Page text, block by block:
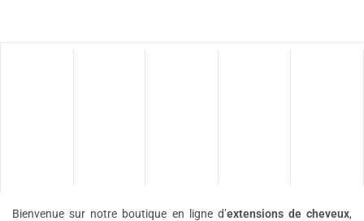
Bienvenue sur notre boutique en ligne d’extensions decheveux,